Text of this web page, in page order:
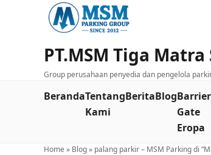
PT.MSM Tiga Matra
Group perusahaan penyedia dan pengelola
BerandaTentang
Kami
BeritaBlogBarrier
Gate
Eropa
Home » Blog» palang parkir – MSM Parking di